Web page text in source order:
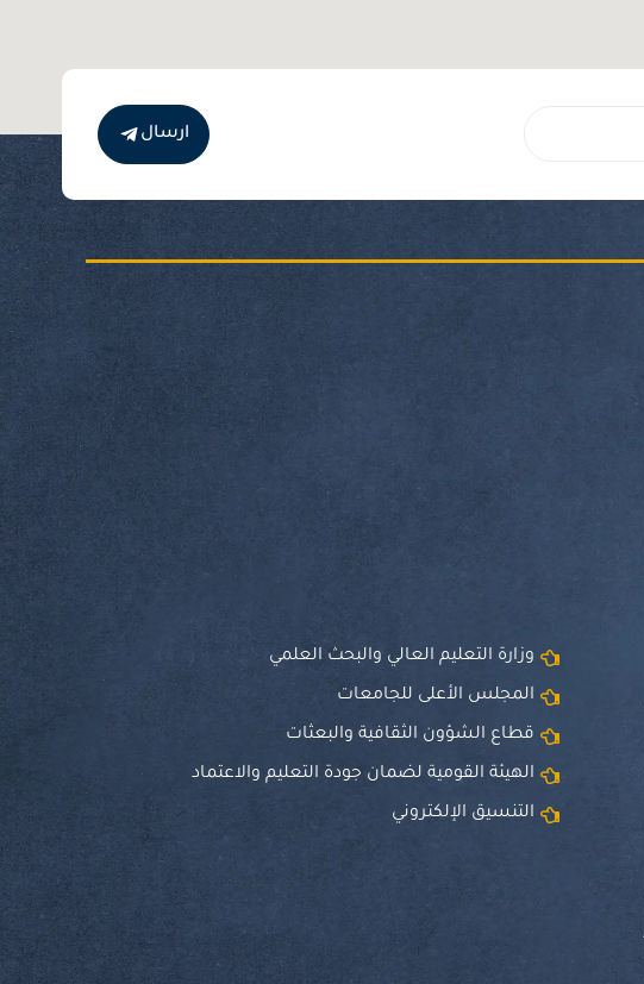
ارسال
وزارة التعليم العالي والبحث العلمي
المجلس الأعلى للجامعات
قطاع الشؤون الثقافية والبعثات
الهيئة القومية لضمان جودة التعليم والاعتماد
التنسيق الإلكتروني